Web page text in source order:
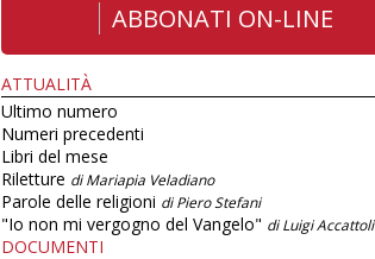
ABBONATI ON-LINE
ATTUALITÀ
Ultimo numero
Numeri precedenti
Libri del mese
Riletture di Mariapia Veladiano
Parole delle religioni di Piero Stefani
"Io non mi vergogno del Vangelo" di Luigi Accattoli
DOCUMENTI